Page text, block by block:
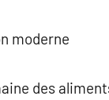
moderne
des